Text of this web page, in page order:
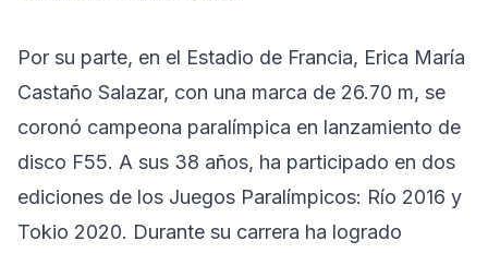
Por su parte, en el Estadio de Francia, Erica María
Castaño Salazar, con una marca de 26.70 m, se
coronó campeona paralímpica en lanzamiento de
disco F55. A sus 38 años, ha participado en dos
ediciones de los Juegos Paralímpicos: Río 2016 y
Tokio 2020. Durante su carrera ha logrado